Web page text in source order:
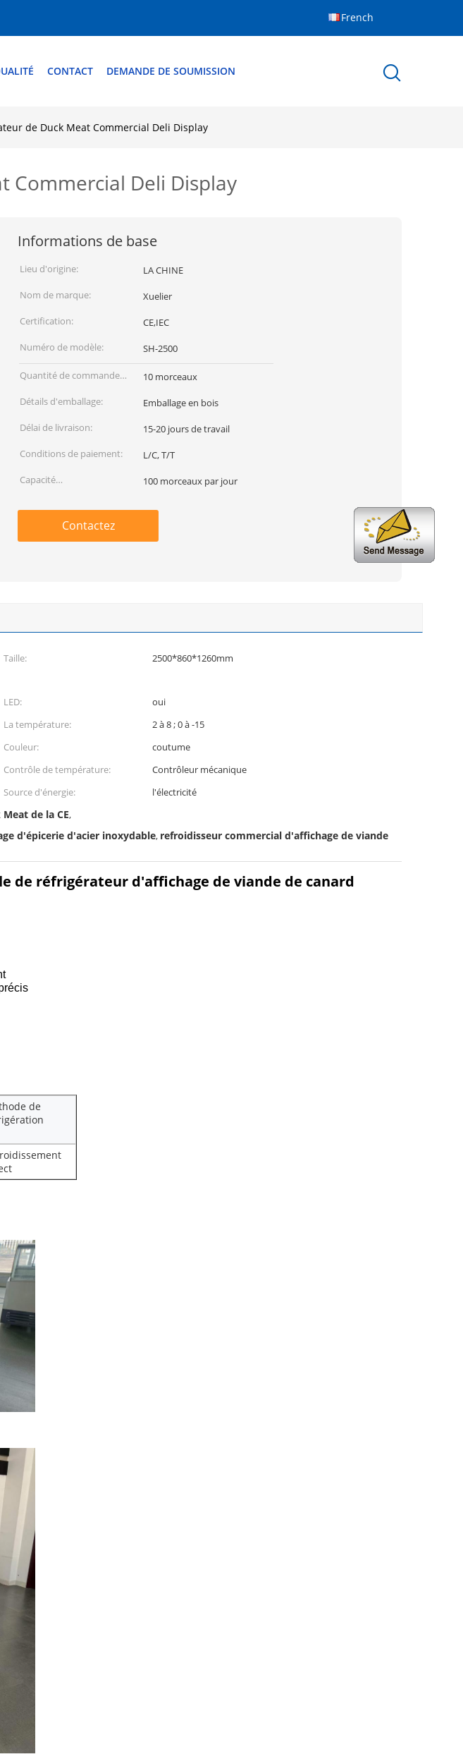
bientôt!
French
CONTACT DEMANDE DE SOUMISSION
de Duck Meat Commercial Deli Display
Commercial Deli Display
Informations de base
Lieu d'origine:
LA CHINE
Nom de marque:
Xuelier
Certification:
CE,IEC
Numéro de modèle:
SH-2500
Quantité de commande
min:
10 morceaux
Détails d'emballage:
Emballage en bois
Délai de livraison:
15-20 jours de travail
Conditions de paiement:
L/C, T/T
Capacité
100 morceaux par jour
Contactez
Taille: 2500*860*1260mm
LED:
oui
La température:
2 à 8 ; 0 à -15
Couleur:
coutume
Contrôle de température:
Contrôleur mécanique
Source d'énergie:
l'électricité
de la CE,
d'épicerie d'acier inoxydable, refroidisseur commercial d'affichage de viande
de réfrigérateur d'affichage de viande de canard
de